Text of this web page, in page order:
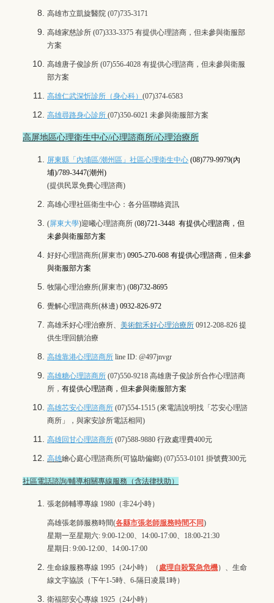
高雄市立凱旋醫院 (07)735-3171
高雄家慈診所 (07)333-3375 有提供心理諮商，但未參與衛服部
方案
高雄唐子俊診所 (07)556-4028 有提供心理諮商，但未參與衛服
部方案
高雄仁武深忻診所（身心科） (07)374-6583
高雄尋路身心診所 (07)350-6021 未參與衛服部方案
高屏地區心理衛生中心/心理諮商所/心理治療所
屏東縣「內埔區/潮州區」社區心理衛生中心 (08)779-9979(內
埔)/789-3447(潮州)
(提供民眾免費心理諮商)
高雄心理社區衛生中心： 各分區聯絡資訊
(屏東大學)迎曦心理諮商所 (08)721-3448 有提供心理諮商，但
未參與衛服部方案
好好心理諮商所(屏東市) 0905-270-608 有提供心理諮商，但未參
與衛服部方案
牧陽心理治療所(屏東市) (08)732-8695
覺解心理諮商所(林邊) 0932-826-972
高雄禾好心理治療所、 美術館禾好心理治療所 0912-208-826 提
供生理回饋治療
高雄靠港心理諮商所 line ID: @497jnvgr
高雄糖心理諮商所 (07)550-9218 高雄唐子俊診所合作心理諮商
所， 有提供心理諮商，但未參與衛服部方案
高雄芯安心理諮商所 (07)554-1515 (來電請說明找「芯安心理諮
商所」，與家安診所電話相同)
高雄回甘心理諮商所 (07)588-9880 行政處理費400元
高雄繪心庭心理諮商所(可協助偏鄉) (07)553-0101 掛號費300元
社區電話諮詢/輔導相關專線服務（含法律扶助）
張老師輔導專線 1980 （非24小時）
高雄張老師服務時間(各縣市張老師服務時間不同)
星期一至星期六: 9:00-12:00、14:00-17:00、18:00-21:30
星期日: 9:00-12:00、14:00-17:00
生命線服務專線 1995 （24小時）（ 處理自殺緊急危機）、 生命
線文字協談 （下午1-5時、6-隔日凌晨1時）
衛福部安心專線 1925 （24小時）